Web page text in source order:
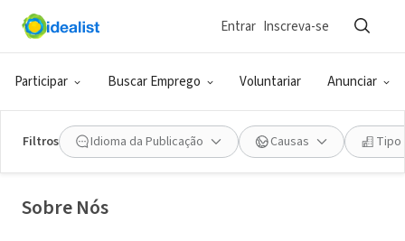
Participar Buscar Emprego Voluntariar Anunciar
Entrar Inscreva-se
Filtros Idioma da Publicação Causas Tipo
EMPRESA (ESG E NEGÓCIO SOCIAL)
Vietnam International Volunteer
Placement Service
Hanoi, 64, Vietnã|www.vietnamvolunteer.org
Sobre Nós